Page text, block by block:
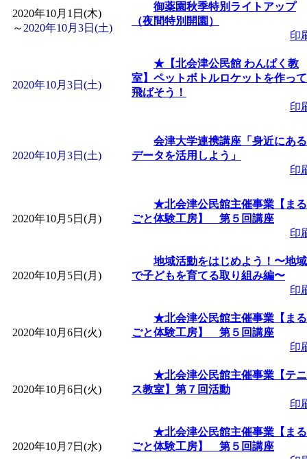
間：2026/07/13～2026/
子育て交流広場「
間：2026/08/10～2026/
赤ちゃん子育て講
付期間：2026/08/10～
赤ちゃん子育て講
付期間：2026/08/10～
「まだまだ暑い！コ
レクリエーション
」 受付期
「皆鶴姫のこびる塾
」 受付期間：～
2020年10月1日(木)
～ 2020年10月3日(土)
御薬園秋季特別ライトアップ
（夜間特別開園）
印
2020年10月3日(土)
★【北会津公民館 わんぱく教
室】ペットボトルロケットを作って
飛ばそう！
印
2020年10月3日(土)
会津大学連携講座「身近にある
データを活用しよう」
印
2020年10月5日(月)
★北会津公民館主催事業【まる
ごと体験工房】 第５回講座
印
2020年10月5日(月)
地域活動をはじめよう！〜地域
で子どもを育てる取り組み編〜
印
2020年10月6日(火)
★北会津公民館主催事業【まる
ごと体験工房】 第５回講座
印
2020年10月6日(火)
★北会津公民館主催事業【テニ
ス教室】第７回活動
印
2020年10月7日(水)
★北会津公民館主催事業【まる
ごと体験工房】 第５回講座